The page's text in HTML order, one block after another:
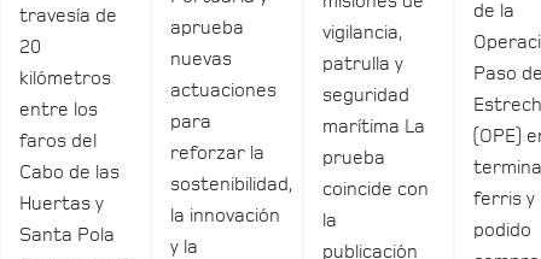
travesía de
20
kilómetros
entre los
faros del
Cabo de las
Huertas y
Santa Pola
aprueba
nuevas
actuaciones
para
reforzar la
sostenibilidad,
la innovación
y la
vigilancia,
patrulla y
seguridad
marítima La
prueba
coincide con
la
publicación
de la
Paso
(OPE)
ferris y
podido